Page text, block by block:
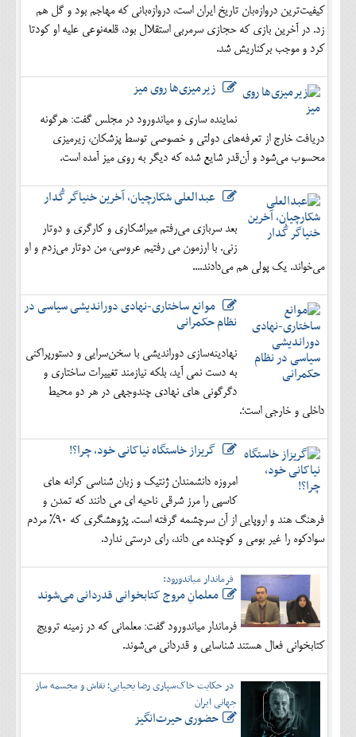
کیفیت‌ترین دروازه‌بان تاریخ ایران است، دروازه‌بانی که مهاجم بود و گل هم
زد. در آخرین بازی که حجازی سرمربی استقلال بود، قلعه‌نوعی علیه او کودتا
کرد و موجب برکناریش شد.
زیرمیزی‌ها روی میز
نماینده ساری و میاندورود در مجلس گفت: هرگونه
دریافت خارج از تعرفه‌های دولتی و خصوصی توسط پزشکان، زیرمیزی
محسوب می‌شود و آن‌قدر شایع شده که دیگر به روی میز آمده است.
عبدالعلی شکارچیان، آخرین خنیاگر گُدار
بعد سربازی می‌رفتم میراشکاری و کارگری و دوتار
زنی. با ارزمون می رفتیم عروسی، من دوتار می‌زدم و او
می‌خواند. یک پولی هم می‌دادند....
موانع ساختاری-نهادی دوراندیشی سیاسی در
نظام حکمرانی
نهادینه‌سازی دوراندیشی با سخن‌سرایی و دستورپراکنی
به دست نمی آید، بلکه نیازمند تغییرات ساختاری و
دگرگونی های نهادی چندوجهی در هر دو محیط
داخلی و خارجی است؛.
گریزاز خاستگاه نیاکانی خود، چرا؟!
امروزه دانشمندان ژنتیک و زبان شناسی کرانه های
کاسپی را مرز شرقی ناحیه ای می دانند که تمدن و
فرهنگ هند و اروپایی از آن سرچشمه گرفته است. پژوهشگری که 90% مردم
سوادکوه را غیر بومی و کوچنده می داند، رای درستی ندارد.
فرماندار میاندورود:
معلمانِ مروج کتابخوانی قدردانی می‌شوند
فرماندار میاندورود گفت: معلمانی که در زمینه ترویج
کتابخوانی فعال هستند شناسایی و قدردانی می‌شوند.
در حکایت خاک‌سپاری رضا یحیایی؛ نقاش و مجسمه ساز
جهانی ایران
حضوری حیرت‌انگیز